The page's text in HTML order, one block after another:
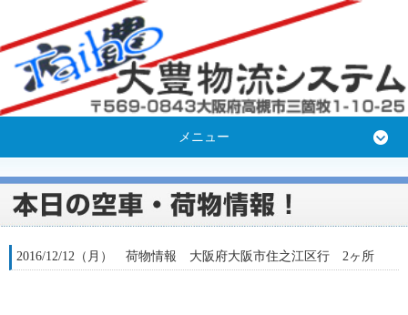
メニュー
2016/12/12（月） 荷物情報 大阪府大阪市住之江区行 2ヶ所